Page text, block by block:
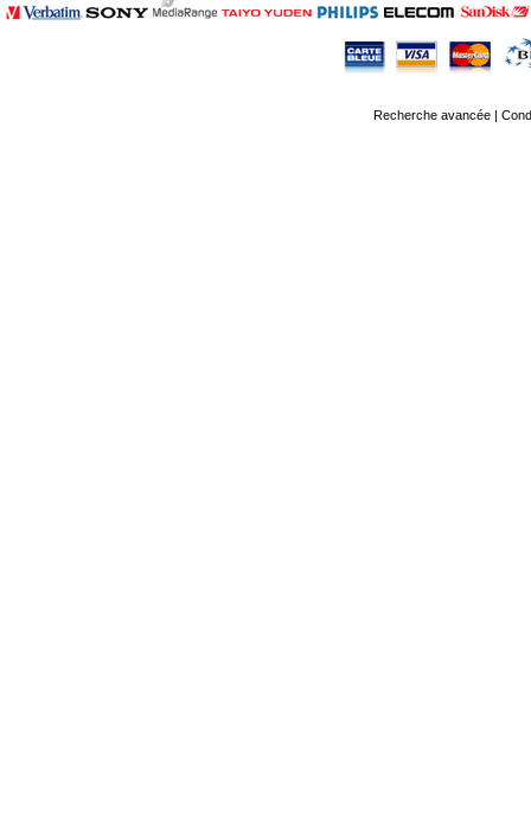
Recherche avancée|